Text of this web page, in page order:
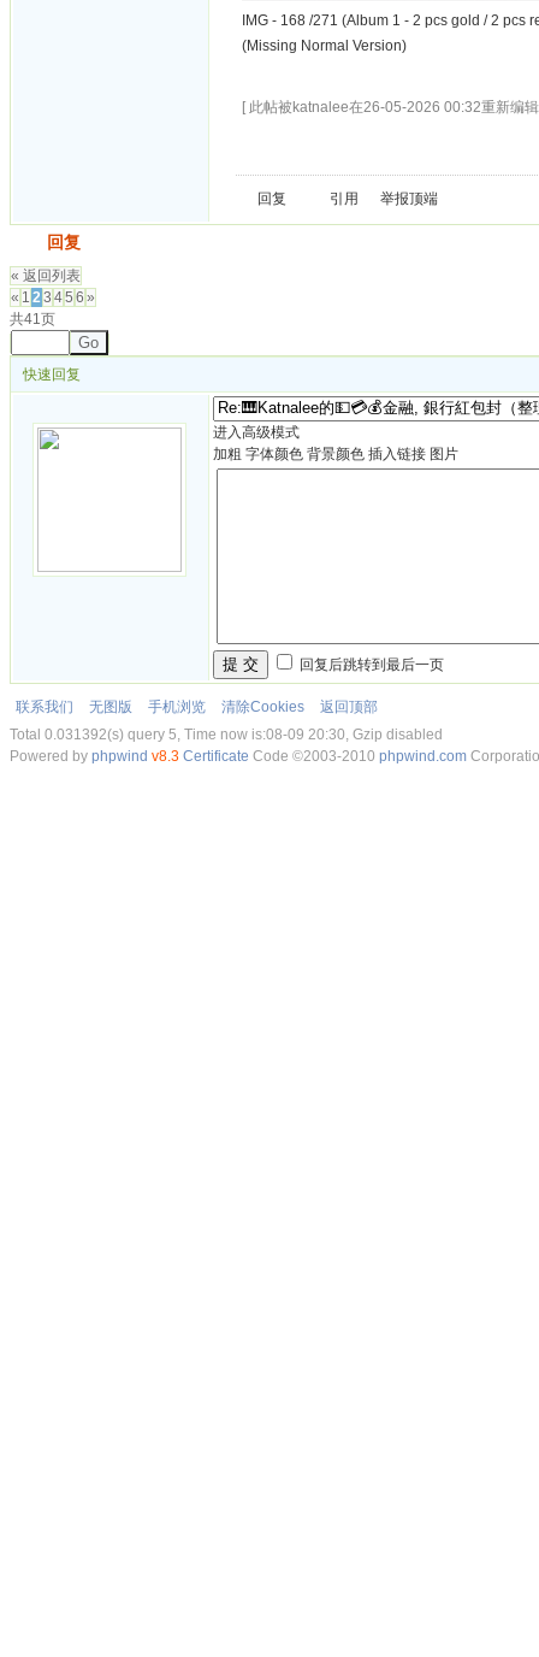
IMG - 168 /271 (Album 1 - 2 pcs gold / 2 pcs
(Missing Normal Version)
[ 此帖被katnalee在26-05-2026 00:32重新编
回复 引用 举报顶端
回复
« 返回列表
« 1 23 45 6 »
共41页
Go
快速回复
进入高级模式
加粗 字体颜色 背景颜色 插入链接 图片
提 交 回复后跳转到最后一页
联系我们 无图版 手机浏览 清除Cookies
返回顶部
Total 0.031392(s) query 5, Time now is:08-09 20:30, Gzip disabled
Powered by phpwind v8.3 Certificate Code ©2003-2010 phpwind.com